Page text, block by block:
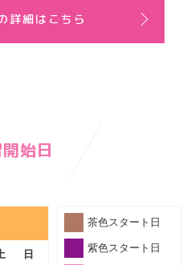
詳細はこちら
始日
茶色スタート日
紫色スタート日
日